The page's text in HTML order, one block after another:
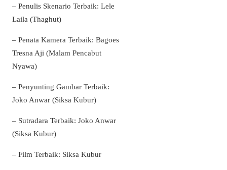
– Penulis Skenario Terbaik: Lele
Laila (Thaghut)
– Penata Kamera Terbaik: Bagoes
Tresna Aji (Malam Pencabut
Nyawa)
– Penyunting Gambar Terbaik:
Joko Anwar (Siksa Kubur)
– Sutradara Terbaik: Joko Anwar
(Siksa Kubur)
– Film Terbaik: Siksa Kubur